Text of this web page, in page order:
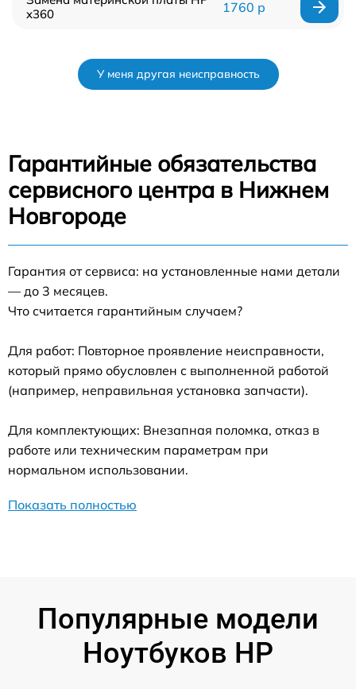
x360
1760 р
У меня другая неисправность
Гарантийные обязательства
сервисного центра в Нижнем
Новгороде
Гарантия от сервиса: на установленные нами детали
— до 3 месяцев.
Что считается гарантийным случаем?
Для работ: Повторное проявление неисправности,
который прямо обусловлен с выполненной работой
(например, неправильная установка запчасти).
Для комплектующих: Внезапная поломка, отказ в
работе или техническим параметрам при
нормальном использовании.
Показать полностью
Популярные модели
Ноутбуков HP